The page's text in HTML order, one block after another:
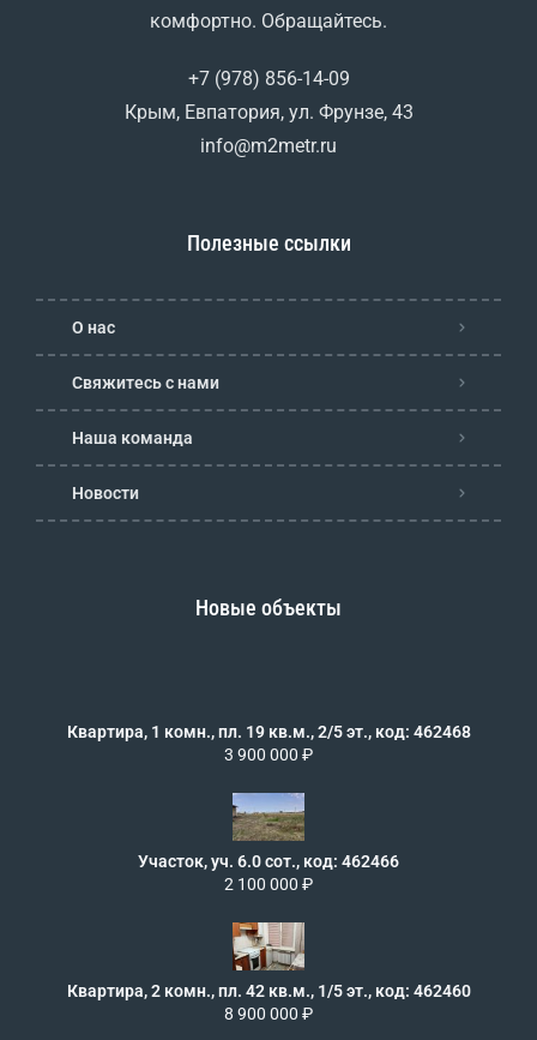
комфортно. Обращайтесь.
+7 (978) 856-14-09
Крым, Евпатория, ул. Фрунзе, 43
info@m2metr.ru
Полезные ссылки
О нас
Свяжитесь с нами
Наша команда
Новости
Новые объекты
Квартира, 1 комн., пл. 19 кв.м., 2/5 эт., код: 462468
3 900 000 ₽
Участок, уч. 6.0 сот., код: 462466
2 100 000 ₽
Квартира, 2 комн., пл. 42 кв.м., 1/5 эт., код: 462460
8 900 000 ₽